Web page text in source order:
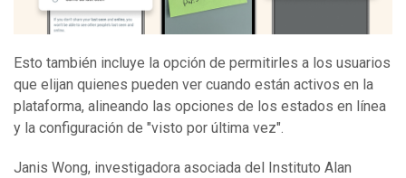
Esto también incluye la opción de permitirles a los usuarios
que elijan quienes pueden ver cuando están activos en la
plataforma, alineando las opciones de los estados en línea
y la configuración de "visto por última vez".
Janis Wong, investigadora asociada del Instituto Alan